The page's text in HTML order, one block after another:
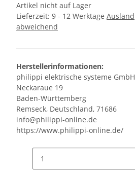
Artikel nicht auf Lager
Lieferzeit: 9 - 12 Werktage Ausland
abweichend
Herstellerinformationen:
philippi elektrische systeme GmbH
Neckaraue 19
Baden-Württemberg
Remseck, Deutschland, 71686
info@philippi-online.de
https://www.philippi-online.de/